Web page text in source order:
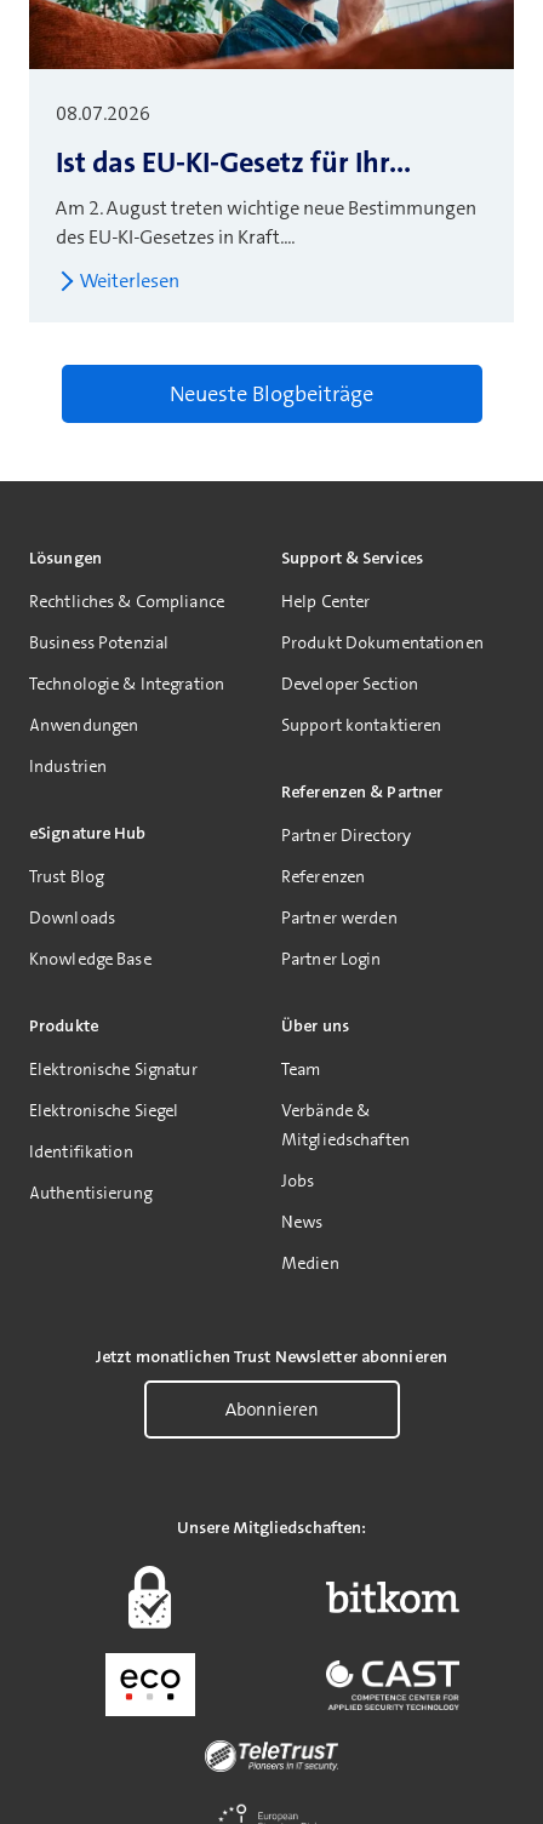
08.07.2026
Ist das EU-KI-Gesetz für Ihr...
Am 2. August treten wichtige neue Bestimmungen
des EU-KI-Gesetzes in Kraft....
Weiterlesen
Neueste Blogbeiträge
Lösungen
Rechtliches & Compliance
Business Potenzial
Technologie & Integration
Anwendungen
Industrien
eSignature Hub
Trust Blog
Downloads
Knowledge Base
Produkte
Elektronische Signatur
Elektronische Siegel
Identifikation
Authentisierung
Support & Services
Help Center
Produkt Dokumentationen
Developer Section
Support kontaktieren
Referenzen & Partner
Partner Directory
Referenzen
Partner werden
Partner Login
Über uns
Team
Verbände &
Mitgliedschaften
Jobs
News
Medien
Jetzt monatlichen Trust Newsletter abonnieren
Abonnieren
Unsere Mitgliedschaften: